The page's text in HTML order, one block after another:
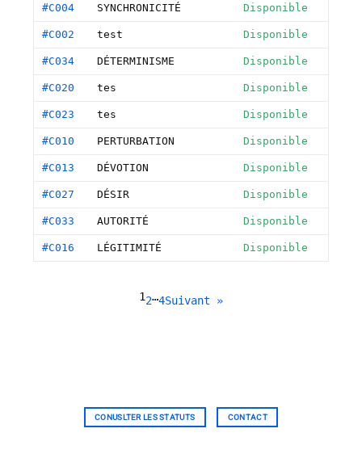
#C004 SYNCHRONICITÉ Disponible
#C002 test Disponible
#C034 DÉTERMINISME Disponible
#C020 tes Disponible
#C023 tes Disponible
#C010 PERTURBATION Disponible
#C013 DÉVOTION Disponible
#C027 DÉSIR Disponible
#C033 AUTORITÉ Disponible
#C016 LÉGITIMITÉ Disponible
12…4Suivant »
CONUSLTER LES STATUTS CONTACT